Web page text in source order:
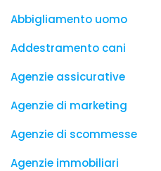
Abbigliamento uomo
Addestramento cani
Agenzie assicurative
Agenzie di marketing
Agenzie di scommesse
Agenzie immobiliari